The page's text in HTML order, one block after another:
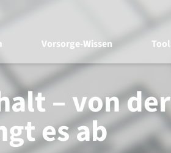
Vorsorge-Wissen
– von
es ab